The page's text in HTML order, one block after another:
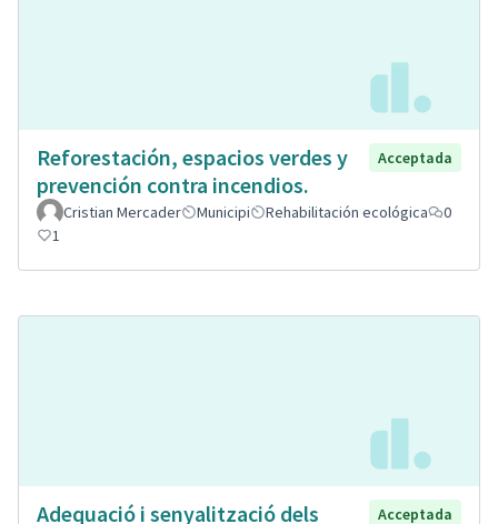
Reforestación, espacios verdes y
prevención contra incendios.
Acceptada
Cristian Mercader Municipi Rehabilitación ecológica
0
1
Adequació i senyalització dels
Acceptada